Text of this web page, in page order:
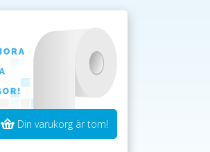
Din varukorg är tom!